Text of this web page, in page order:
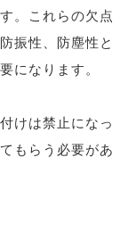
。これらの欠点
振性、防塵性と
になります。
けは禁止になっ
もらう必要があ